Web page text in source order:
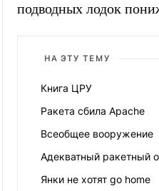
подводных лодок
НА ЭТУ ТЕМУ
Книга ЦРУ
Ракета сбила Apache
Всеобщее вооружение
Адекватный ракетный
Янки не хотят go home